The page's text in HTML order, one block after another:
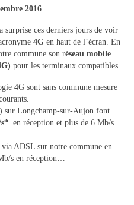
2016
surprise ces derniers jours de voir
4G en haut de l’écran. En
commune son réseau mobile
pour les terminaux compatibles.
4G sont sans commune mesure
sur Longchamp-sur-Aujon font
en réception et plus de 6 Mb/s
ADSL sur notre commune en
s en réception…